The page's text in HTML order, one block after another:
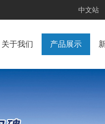
中文站
关于我们 产品展示